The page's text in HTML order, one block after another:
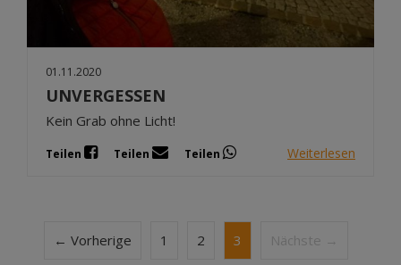
01.11.2020
UNVERGESSEN
Kein Grab ohne Licht!
Teilen Teilen Teilen Weiterlesen
← Vorherige 1 2 3 Nächste →